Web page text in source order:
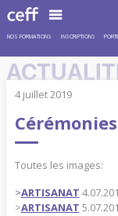
NOS FORMATIONS INSCRIPTIONS
4 juillet 2019
Toutes les images:
>ARTISANAT
>ARTISANAT